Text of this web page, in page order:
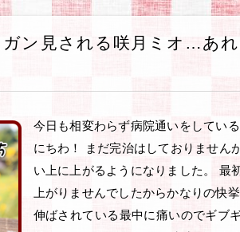
ン見される咲月ミオ…あ
今日も相変わらず病院通いをしてい
にちわ！ まだ完治はしておりません
い上に上がるようになりました。 最
上がりませんでしたからかなりの快
伸ばされている最中に痛いのでギブ